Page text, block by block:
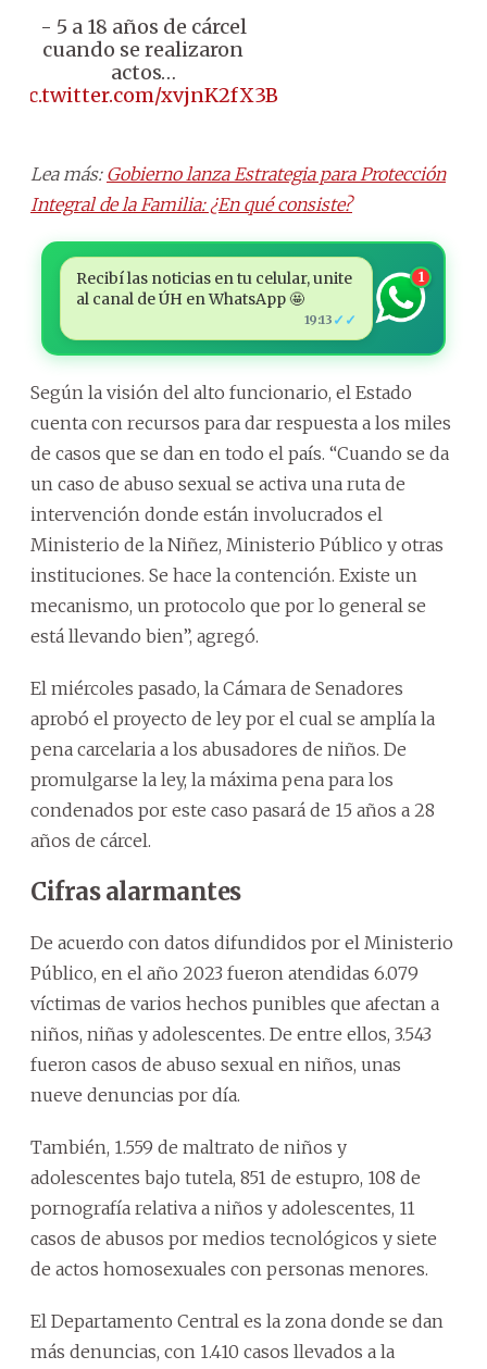
- 5 a 18 años de cárcel
cuando se realizaron
actos…
pic.twitter.com/xvjnK2fX3B
Lea más: Gobierno lanza Estrategia para Protección
Integral de la Familia: ¿En qué consiste?
Recibí las noticias en tu celular, unite
al canal de ÚH en WhatsApp 🤩
19:13 ✓✓
1
Según la visión del alto funcionario, el Estado
cuenta con recursos para dar respuesta a los miles
de casos que se dan en todo el país. “Cuando se da
un caso de abuso sexual se activa una ruta de
intervención donde están involucrados el
Ministerio de la Niñez, Ministerio Público y otras
instituciones. Se hace la contención. Existe un
mecanismo, un protocolo que por lo general se
está llevando bien”, agregó.
El miércoles pasado, la Cámara de Senadores
aprobó el proyecto de ley por el cual se amplía la
pena carcelaria a los abusadores de niños. De
promulgarse la ley, la máxima pena para los
condenados por este caso pasará de 15 años a 28
años de cárcel.
Cifras alarmantes
De acuerdo con datos difundidos por el Ministerio
Público, en el año 2023 fueron atendidas 6.079
víctimas de varios hechos punibles que afectan a
niños, niñas y adolescentes. De entre ellos, 3.543
fueron casos de abuso sexual en niños, unas
nueve denuncias por día.
También, 1.559 de maltrato de niños y
adolescentes bajo tutela, 851 de estupro, 108 de
pornografía relativa a niños y adolescentes, 11
casos de abusos por medios tecnológicos y siete
de actos homosexuales con personas menores.
El Departamento Central es la zona donde se dan
más denuncias, con 1.410 casos llevados a la